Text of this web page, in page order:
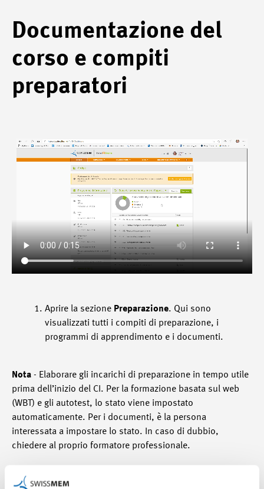
Documentazione del
corso e compiti
preparatori
Aprire la sezione Preparazione. Qui sono
visualizzati tutti i compiti di preparazione, i
programmi di apprendimento e i documenti.
Nota - Elaborare gli incarichi di preparazione in tempo utile
prima dell’inizio del CI. Per la formazione basata sul web
(WBT) e gli autotest, lo stato viene impostato
automaticamente. Per i documenti, è la persona
interessata a impostare lo stato. In caso di dubbio,
chiedere al proprio formatore professionale.